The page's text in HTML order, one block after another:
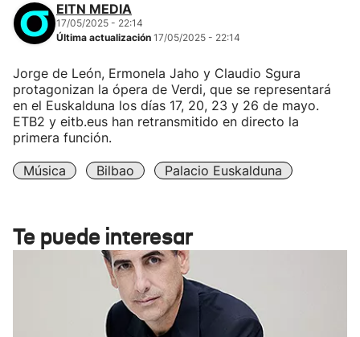
EITN MEDIA
17/05/2025 - 22:14
Última actualización 17/05/2025 - 22:14
Jorge de León, Ermonela Jaho y Claudio Sgura
protagonizan la ópera de Verdi, que se representará
en el Euskalduna los días 17, 20, 23 y 26 de mayo.
ETB2 y eitb.eus han retransmitido en directo la
primera función.
Música Bilbao Palacio Euskalduna
Te puede interesar